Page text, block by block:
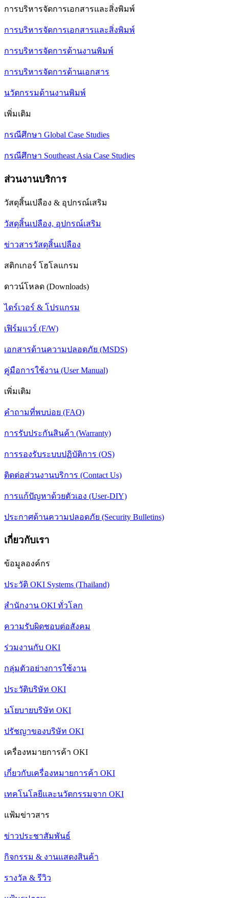
การบริหารจัดการเอกสารและสิ่งพิมพ์
การบริหารจัดการเอกสารและสิ่งพิมพ์
การบริหารจัดการด้านงานพิมพ์
การบริหารจัดการด้านเอกสาร
นวัตกรรมด้านงานพิมพ์
เพิ่มเติม
กรณีศึกษา Global Case Studies
กรณีศึกษา Southeast Asia Case Studies
ส่วนงานบริการ
วัสดุสิ้นเปลือง & อุปกรณ์เสริม
วัสดุสิ้นเปลือง, อุปกรณ์เสริม
ข่าวสารวัสดุสิ้นเปลือง
สติกเกอร์ โฮโลแกรม
ดาวน์โหลด (Downloads)
ไดร์เวอร์ & โปรแกรม
เฟิร์มแวร์ (F/W)
เอกสารด้านความปลอดภัย (MSDS)
คู่มือการใช้งาน (User Manual)
เพิ่มเติม
คำถามที่พบบ่อย (FAQ)
การรับประกันสินค้า (Warranty)
การรองรับระบบปฏิบัติการ (OS)
ติดต่อส่วนงานบริการ (Contact Us)
การแก้ปัญหาด้วยตัวเอง (User-DIY)
ประกาศด้านความปลอดภัย (Security Bulletins)
เกี่ยวกับเรา
ข้อมูลองค์กร
ประวัติ OKI Systems (Thailand)
สำนักงาน OKI ทั่วโลก
ความรับผิดชอบต่อสังคม
ร่วมงานกับ OKI
กลุ่มตัวอย่างการใช้งาน
ประวัติบริษัท OKI
นโยบายบริษัท OKI
ปรัชญาของบริษัท OKI
เครื่องหมายการค้า OKI
เกี่ยวกับเครื่องหมายการค้า OKI
เทคโนโลยีและนวัตกรรมจาก OKI
แฟ้มข่าวสาร
ข่าวประชาสัมพันธ์
กิจกรรม & งานแสดงสินค้า
รางวัล & รีวิว